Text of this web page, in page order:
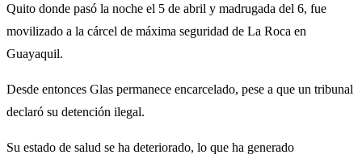
Quito donde pasó la noche el 5 de abril y madrugada del 6, fue
movilizado a la cárcel de máxima seguridad de La Roca en
Guayaquil.
Desde entonces Glas permanece encarcelado, pese a que un tribunal
declaró su detención ilegal.
Su estado de salud se ha deteriorado, lo que ha generado